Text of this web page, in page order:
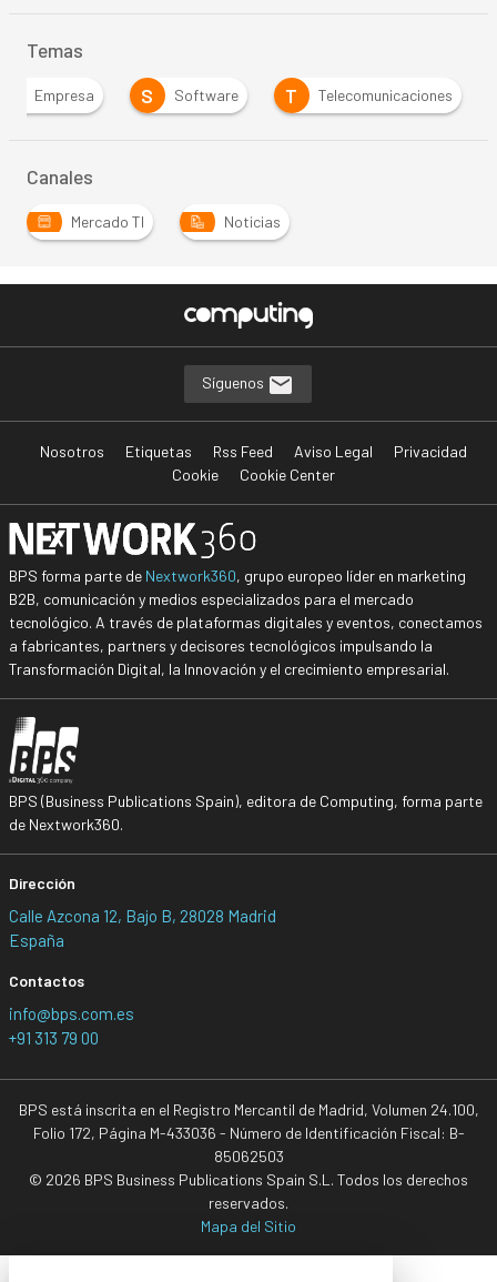
Temas
Empresa S Software T Telecomunicaciones
Canales
Mercado TI Noticias
Síguenos
Nosotros Etiquetas Rss Feed Aviso Legal
Privacidad
Cookie
Cookie Center
BPS forma parte de Nextwork360, grupo europeo líder en marketing
B2B, comunicación y medios especializados para el mercado
tecnológico. A través de plataformas digitales y eventos, conectamos
a fabricantes, partners y decisores tecnológicos impulsando la
Transformación Digital, la Innovación y el crecimiento empresarial.
BPS (Business Publications Spain), editora de Computing, forma parte
de Nextwork360.
Dirección
Calle Azcona 12, Bajo B, 28028 Madrid
España
Contactos
info@bps.com.es
+91 313 79 00
BPS está inscrita en el Registro Mercantil de Madrid, Volumen 24.100,
Folio 172, Página M-433036 - Número de Identificación Fiscal: B-
85062503
© 2026 BPS Business Publications Spain S.L. Todos los derechos
reservados.
Mapa del Sitio